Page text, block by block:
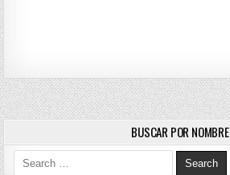
BUSCAR POR NOMBRE
Search for: